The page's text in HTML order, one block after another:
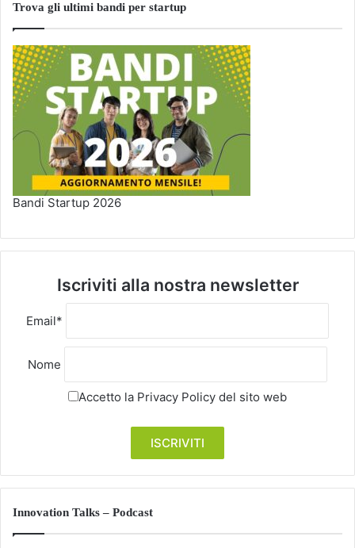
Trova gli ultimi bandi per startup
Bandi Startup 2026
Iscriviti alla nostra newsletter
Email*
Nome
Accetto la Privacy Policy del sito web
Innovation Talks – Podcast